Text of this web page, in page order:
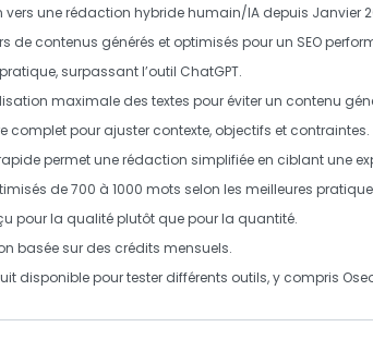
vers une rédaction hybride humain/IA depuis Janvier
de contenus générés et optimisés pour un SEO
surpassant l’outil ChatGPT.
maximale des textes pour éviter un contenu
complet pour ajuster contexte, objectifs et contraintes.
permet une rédaction simplifiée en ciblant une
de 700 à 1000 mots selon les meilleures
pour la qualitéplutôt que pour la quantité.
basée sur des crédits mensuels.
disponible pour tester différents outils, y compris